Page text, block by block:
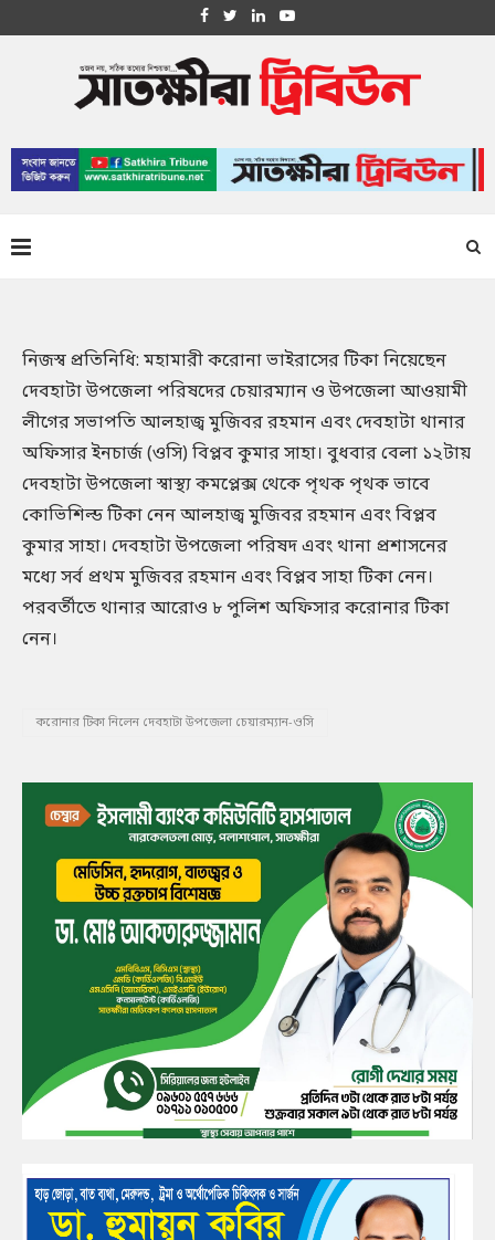
নিজস্ব প্রতিনিধি: মহামারী করোনা ভাইরাসের টিকা নিয়েছেন
দেবহাটা উপজেলা পরিষদের চেয়ারম্যান ও উপজেলা আওয়ামী
লীগের সভাপতি আলহাজ্ব মুজিবর রহমান এবং দেবহাটা থানার
অফিসার ইনচার্জ (ওসি) বিপ্লব কুমার সাহা। বুধবার বেলা ১২টায়
দেবহাটা উপজেলা স্বাস্থ্য কমপ্লেক্স থেকে পৃথক পৃথক ভাবে
কোভিশিল্ড টিকা নেন আলহাজ্ব মুজিবর রহমান এবং বিপ্লব
কুমার সাহা। দেবহাটা উপজেলা পরিষদ এবং থানা প্রশাসনের
মধ্যে সর্ব প্রথম মুজিবর রহমান এবং বিপ্লব সাহা টিকা নেন।
পরবর্তীতে থানার আরোও ৮ পুলিশ অফিসার করোনার টিকা
নেন।
করোনার টিকা নিলেন দেবহাটা উপজেলা চেয়ারম্যান-ওসি